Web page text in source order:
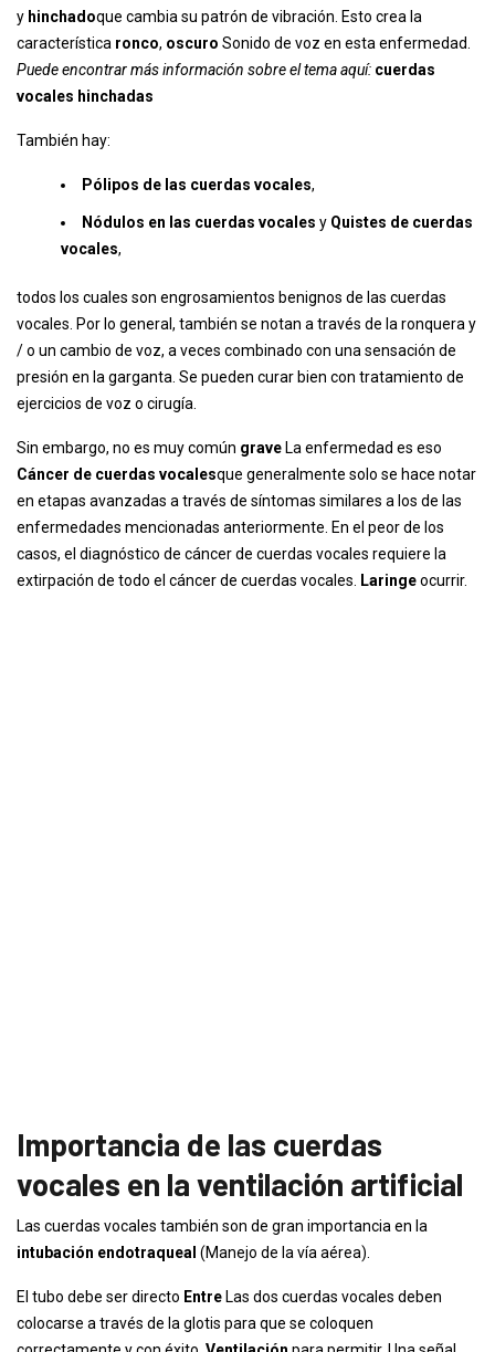
y hinchadoque cambia su patrón de vibración. Esto crea la
característica ronco, oscuro Sonido de voz en esta enfermedad.
Puede encontrar más información sobre el tema aquí: cuerdas
vocales hinchadas
También hay:
Pólipos de las cuerdas vocales,
Nódulos en las cuerdas vocales y Quistes de cuerdas
vocales,
todos los cuales son engrosamientos benignos de las cuerdas
vocales. Por lo general, también se notan a través de la ronquera y
/ o un cambio de voz, a veces combinado con una sensación de
presión en la garganta. Se pueden curar bien con tratamiento de
ejercicios de voz o cirugía.
Sin embargo, no es muy común grave La enfermedad es eso
Cáncer de cuerdas vocalesque generalmente solo se hace notar
en etapas avanzadas a través de síntomas similares a los de las
enfermedades mencionadas anteriormente. En el peor de los
casos, el diagnóstico de cáncer de cuerdas vocales requiere la
extirpación de todo el cáncer de cuerdas vocales.
Laringeocurrir.
Importancia de las cuerdas
vocales en la ventilación artificial
Las cuerdas vocales también son de gran importancia en la
intubación endotraqueal (Manejo de la vía aérea).
El tubo debe ser directo Entre Las dos cuerdas vocales deben
colocarse a través de la glotis para que se coloquen